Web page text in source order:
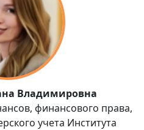
Владимировна
финансового права,
учета Института